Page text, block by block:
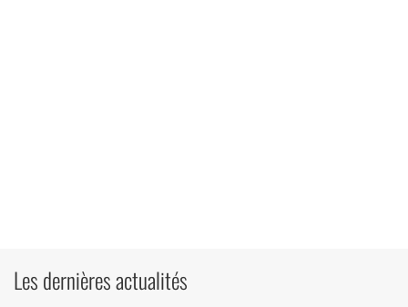
Les dernières actualités